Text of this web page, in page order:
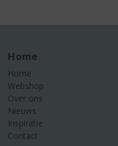
Home
Home
Webshop
Over ons
Nieuws
Inspiratie
Contact